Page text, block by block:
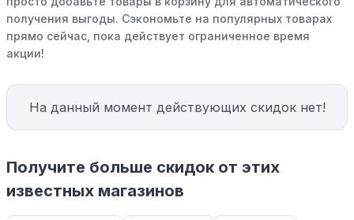
получения выгоды. Сэкономьте на популярных товарах
прямо сейчас, пока действует ограниченное время
акции!
На данный момент действующих скидок нет!
Получите больше скидок от этих
известных магазинов